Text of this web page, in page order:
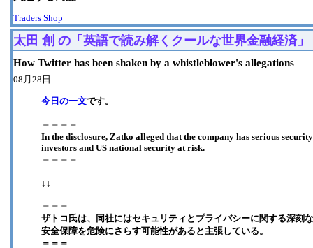
Traders Shop
太田 創 の「英語で読み解くクールな世界金融経済」
How Twitter has been shaken by a whistleblower's allegations
08月28日
今日の一文です。
＝＝＝＝
In the disclosure, Zatko alleged that the company has serious
investors and US national security at risk.
＝＝＝＝
↓↓
＝＝＝
ザトコ氏は、同社にはセキュリティとプライバシーに関する深刻
安全保障を危険にさらす可能性があると主張している。
＝＝＝